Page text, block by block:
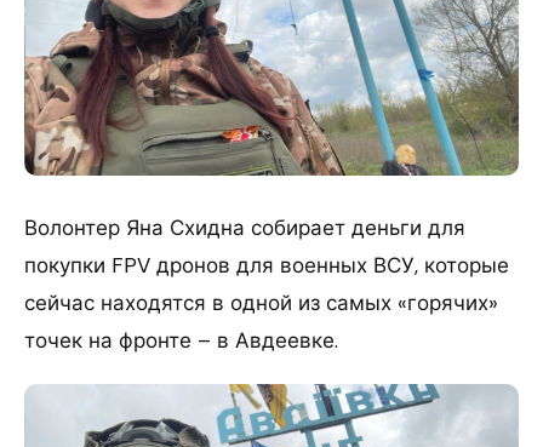
Волонтер Яна Схидна собирает деньги для
покупки FPV дронов для военных ВСУ, которые
сейчас находятся в одной из самых «горячих»
точек на фронте – в Авдеевке.